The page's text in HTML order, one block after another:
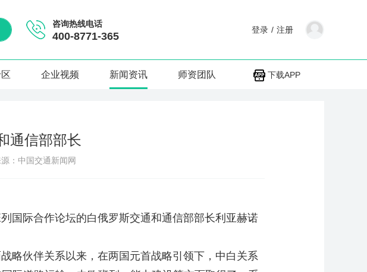
咨询热线电话
400-8771-365
登录 / 注册
企业视频 新闻资讯 师资团队 下载APP
通信部部长
源：中国交通新闻网
际合作论坛的白俄罗斯交通和通信部部长利亚赫诺
伙伴关系以来，在两国元首战略引领下，中白关系